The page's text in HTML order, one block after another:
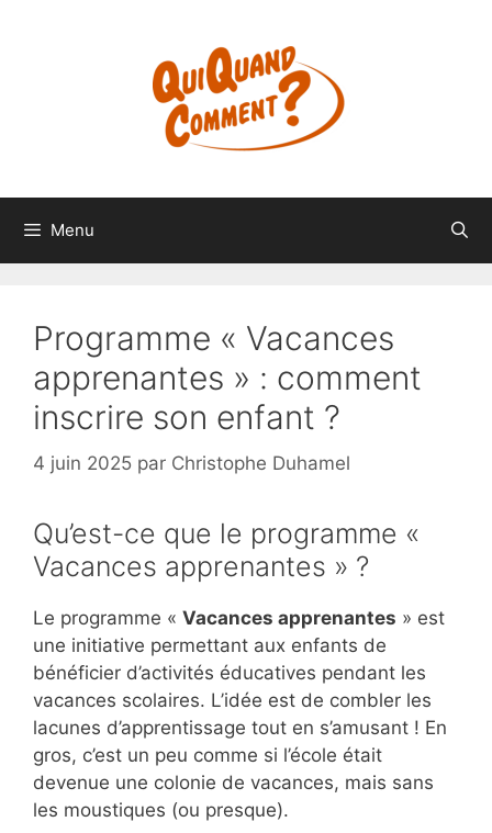
Menu
Programme « Vacances
apprenantes » : comment
inscrire son enfant ?
4 juin 2025 par Christophe Duhamel
Qu’est-ce que le programme «
Vacances apprenantes » ?
Le programme « Vacances apprenantes » est
une initiative permettant aux enfants de
bénéficier d’activités éducatives pendant les
vacances scolaires. L’idée est de combler les
lacunes d’apprentissage tout en s’amusant ! En
gros, c’est un peu comme si l’école était
devenue une colonie de vacances, mais sans
les moustiques (ou presque).